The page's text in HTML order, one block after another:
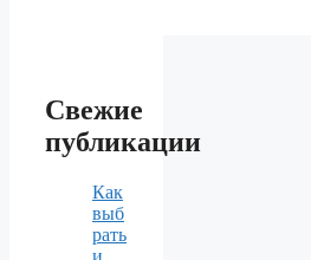
Свежие
публикации
Как
выб
рать
и